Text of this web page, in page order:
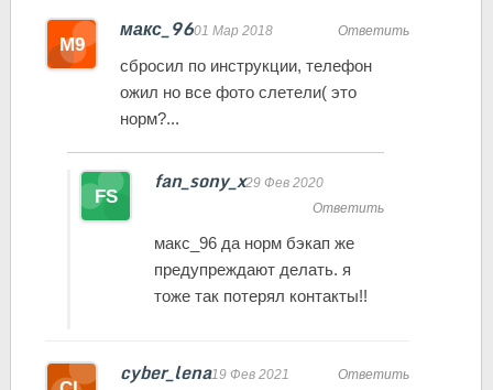
макс_9601 Мар 2018 Ответить
сбросил по инструкции, телефон
ожил но все фото слетели( это
норм?...
fan_sony_x29 Фев 2020
Ответить
макс_96 да норм бэкап же
предупреждают делать. я
тоже так потерял контакты!!
cyber_lena19 Фев 2021 Ответить